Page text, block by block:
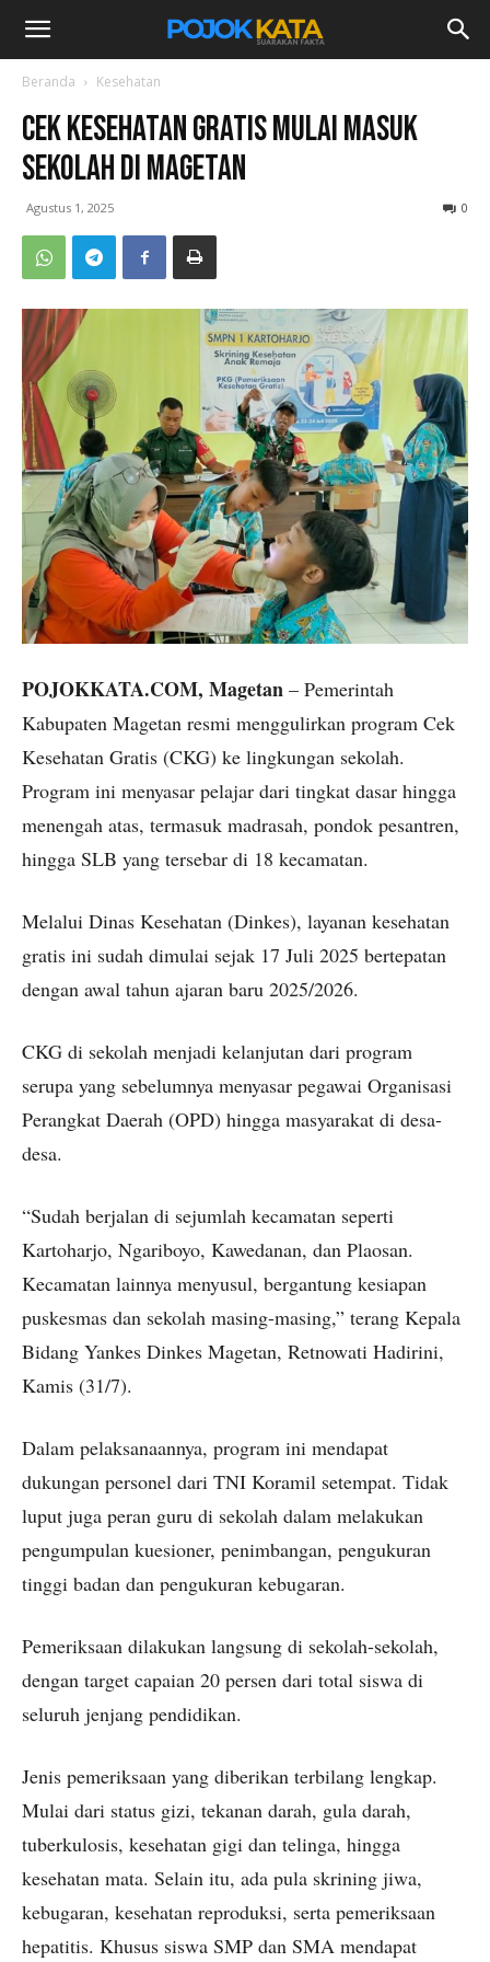
Beranda Kesehatan
Cek Kesehatan Gratis Mulai Masuk
Sekolah di Magetan
Agustus 1, 2025 0
POJOKKATA.COM, Magetan – Pemerintah
Kabupaten Magetan resmi menggulirkan program Cek
Kesehatan Gratis (CKG) ke lingkungan sekolah.
Program ini menyasar pelajar dari tingkat dasar hingga
menengah atas, termasuk madrasah, pondok pesantren,
hingga SLB yang tersebar di 18 kecamatan.
Melalui Dinas Kesehatan (Dinkes), layanan kesehatan
gratis ini sudah dimulai sejak 17 Juli 2025 bertepatan
dengan awal tahun ajaran baru 2025/2026.
CKG di sekolah menjadi kelanjutan dari program
serupa yang sebelumnya menyasar pegawai Organisasi
Perangkat Daerah (OPD) hingga masyarakat di desa-
desa.
“Sudah berjalan di sejumlah kecamatan seperti
Kartoharjo, Ngariboyo, Kawedanan, dan Plaosan.
Kecamatan lainnya menyusul, bergantung kesiapan
puskesmas dan sekolah masing-masing,” terang Kepala
Bidang Yankes Dinkes Magetan, Retnowati Hadirini,
Kamis (31/7).
Dalam pelaksanaannya, program ini mendapat
dukungan personel dari TNI Koramil setempat. Tidak
luput juga peran guru di sekolah dalam melakukan
pengumpulan kuesioner, penimbangan, pengukuran
tinggi badan dan pengukuran kebugaran.
Pemeriksaan dilakukan langsung di sekolah-sekolah,
dengan target capaian 20 persen dari total siswa di
seluruh jenjang pendidikan.
Jenis pemeriksaan yang diberikan terbilang lengkap.
Mulai dari status gizi, tekanan darah, gula darah,
tuberkulosis, kesehatan gigi dan telinga, hingga
kesehatan mata. Selain itu, ada pula skrining jiwa,
kebugaran, kesehatan reproduksi, serta pemeriksaan
hepatitis. Khusus siswa SMP dan SMA mendapat